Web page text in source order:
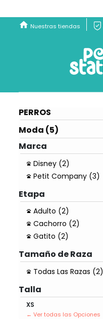
Nuestras tiendas
PERROS
Moda (5)
Marca
Disney (2)
Petit Company (3)
Etapa
Adulto (2)
Cachorro (2)
Gatito (2)
Tamaño de Raza
Todas Las Razas (2)
Talla
XS